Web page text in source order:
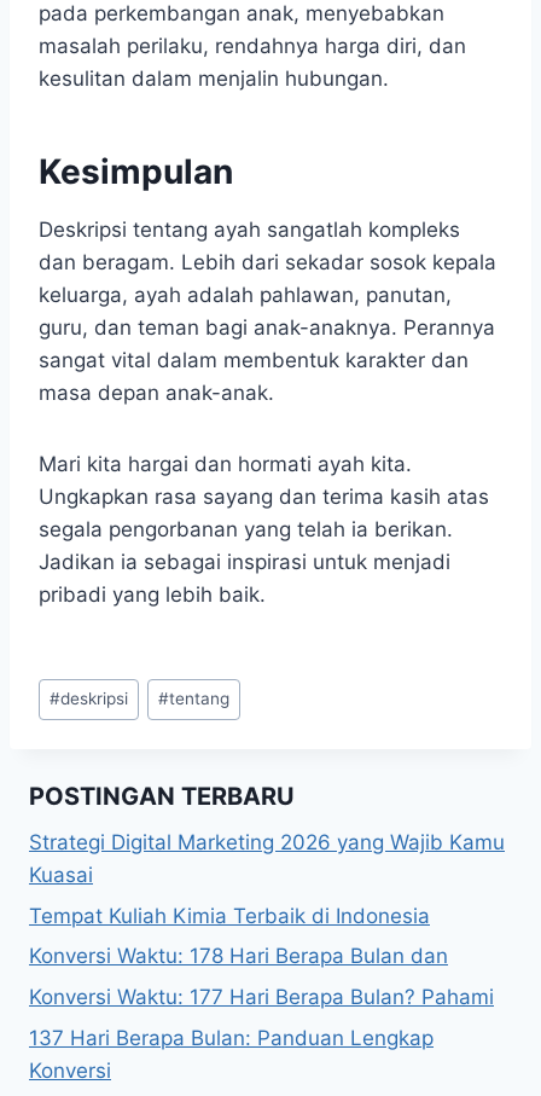
pada perkembangan anak, menyebabkan
masalah perilaku, rendahnya harga diri, dan
kesulitan dalam menjalin hubungan.
Kesimpulan
Deskripsi tentang ayah sangatlah kompleks
dan beragam. Lebih dari sekadar sosok kepala
keluarga, ayah adalah pahlawan, panutan,
guru, dan teman bagi anak-anaknya. Perannya
sangat vital dalam membentuk karakter dan
masa depan anak-anak.
Mari kita hargai dan hormati ayah kita.
Ungkapkan rasa sayang dan terima kasih atas
segala pengorbanan yang telah ia berikan.
Jadikan ia sebagai inspirasi untuk menjadi
pribadi yang lebih baik.
Post
Tags:
#deskripsi #tentang
POSTINGAN TERBARU
Strategi Digital Marketing 2026 yang Wajib Kamu
Kuasai
Tempat Kuliah Kimia Terbaik di Indonesia
Konversi Waktu: 178 Hari Berapa Bulan dan
Konversi Waktu: 177 Hari Berapa Bulan? Pahami
137 Hari Berapa Bulan: Panduan Lengkap
Konversi